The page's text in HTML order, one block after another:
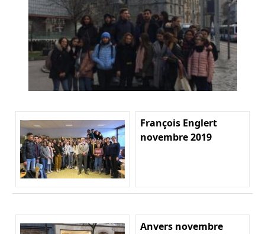
François Englert
novembre 2019
Anvers novembre